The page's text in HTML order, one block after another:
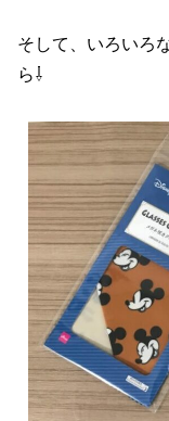
そして、いろいろ
ら⇩